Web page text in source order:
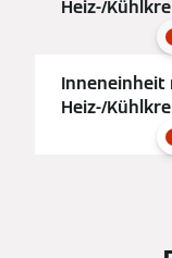
Heiz-/
Heiz-/